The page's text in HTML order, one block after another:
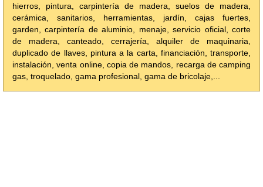
hierros, pintura, carpintería de madera, suelos de madera,
cerámica, sanitarios, herramientas, jardín, cajas fuertes,
garden, carpintería de aluminio, menaje, servicio oficial, corte
de madera, canteado, cerrajería, alquiler de maquinaria,
duplicado de llaves, pintura a la carta, financiación, transporte,
instalación, venta online, copia de mandos, recarga de camping
gas, troquelado, gama profesional, gama de bricolaje,...